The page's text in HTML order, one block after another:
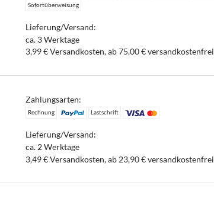
Sofortüberweisung
Lieferung/Versand:
ca. 3 Werktage
3,99 € Versandkosten, ab 75,00 € versandkostenfrei
Zahlungsarten:
Rechnung Lastschrift
Lieferung/Versand:
ca. 2 Werktage
3,49 € Versandkosten, ab 23,90 € versandkostenfrei